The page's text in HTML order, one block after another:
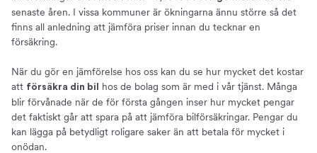
senaste åren. I vissa kommuner är ökningarna ännu större så det
finns all anledning att jämföra priser innan du tecknar en
försäkring.
När du gör en jämförelse hos oss kan du se hur mycket det kostar
att försäkra din bil
hos de bolag som är med i vår tjänst. Många
blir förvånade när de för första gången inser hur mycket pengar
det faktiskt går att spara på att jämföra bilförsäkringar. Pengar du
kan lägga på betydligt roligare saker än att betala för mycket i
onödan.